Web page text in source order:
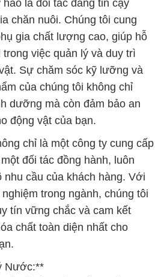
là đối tác đáng tin cậy
chăn nuôi. Chúng tôi cung
gia chất lượng cao, giúp hỗ
việc quản lý và duy trì
Sự chăm sóc kỹ lưỡng và
của chúng tôi không chỉ
dưỡng mà còn đảm bảo an
động vật của bạn.
chỉ là một công ty cung cấp
đối tác đồng hành, luôn
nhu cầu của khách hàng. Với
trong ngành, chúng tôi
tín vững chắc và cam kết
chất toàn diện nhất cho
Nước:**